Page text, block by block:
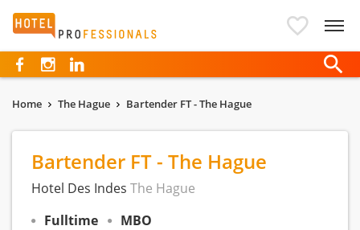
Hotelprofessionals
Home The Hague Bartender FT - The Hague
Bartender FT - The Hague
Hotel Des Indes The Hague
Fulltime
MBO